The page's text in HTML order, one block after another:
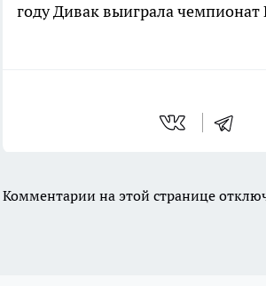
году Дивак выиграла
Комментарии на этой странице